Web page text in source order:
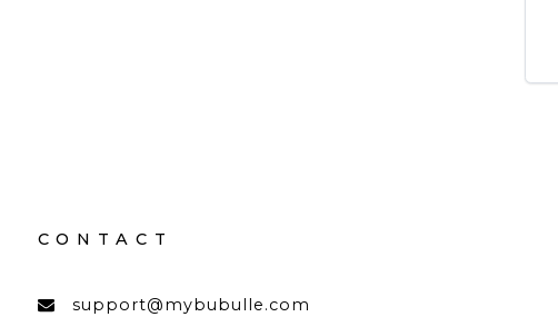
CONTACT
support@mybubulle.com